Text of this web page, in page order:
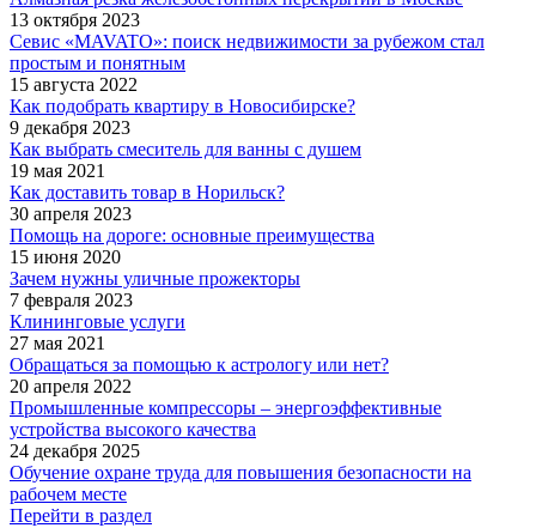
13 октября 2023
Севис «MAVATO»: поиск недвижимости за рубежом стал
простым и понятным
15 августа 2022
Как подобрать квартиру в Новосибирске?
9 декабря 2023
Как выбрать смеситель для ванны с душем
19 мая 2021
Как доставить товар в Норильск?
30 апреля 2023
Помощь на дороге: основные преимущества
15 июня 2020
Зачем нужны уличные прожекторы
7 февраля 2023
Клининговые услуги
27 мая 2021
Обращаться за помощью к астрологу или нет?
20 апреля 2022
Промышленные компрессоры – энергоэффективные
устройства высокого качества
24 декабря 2025
Обучение охране труда для повышения безопасности на
рабочем месте
Перейти в раздел